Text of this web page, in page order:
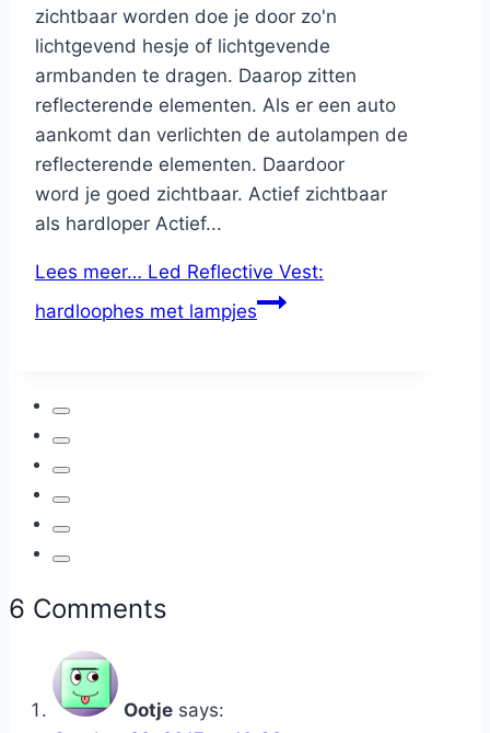
zichtbaar worden doe je door zo'n
lichtgevend hesje of lichtgevende
armbanden te dragen. Daarop zitten
reflecterende elementen. Als er een auto
aankomt dan verlichten de autolampen de
reflecterende elementen. Daardoor
word je goed zichtbaar. Actief zichtbaar
als hardloper Actief...
Lees meer… Led Reflective Vest:
hardloophes met lampjes
6 Comments
Ootje says: